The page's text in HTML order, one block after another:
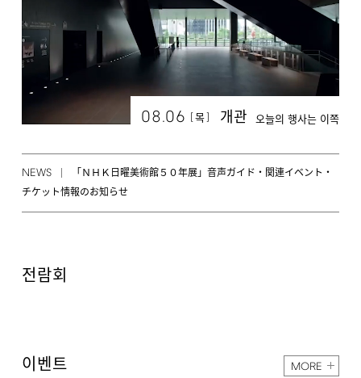
08.06 [목] 개관 오늘의 행사는 이쪽
NEWS
「ＮＨＫ日曜美術館５０年展」音声ガイド・関連イベント・
チケット情報のお知らせ
전람회
이벤트 MORE